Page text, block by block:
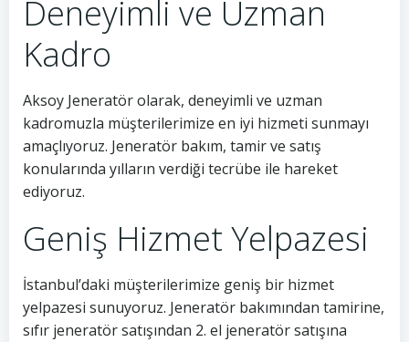
Deneyimli ve Uzman
Kadro
Aksoy Jeneratör olarak, deneyimli ve uzman
kadromuzla müşterilerimize en iyi hizmeti sunmayı
amaçlıyoruz. Jeneratör bakım, tamir ve satış
konularında yılların verdiği tecrübe ile hareket
ediyoruz.
Geniş Hizmet Yelpazesi
İstanbul’daki müşterilerimize geniş bir hizmet
yelpazesi sunuyoruz. Jeneratör bakımından tamirine,
sıfır jeneratör satışından 2. el jeneratör satışına